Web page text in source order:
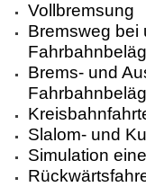
Vollbremsung
Bremsweg bei
Brems- und
Slalom- und
Simulation